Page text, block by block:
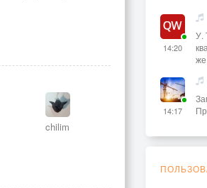
chilim
14:20
У.
14:17